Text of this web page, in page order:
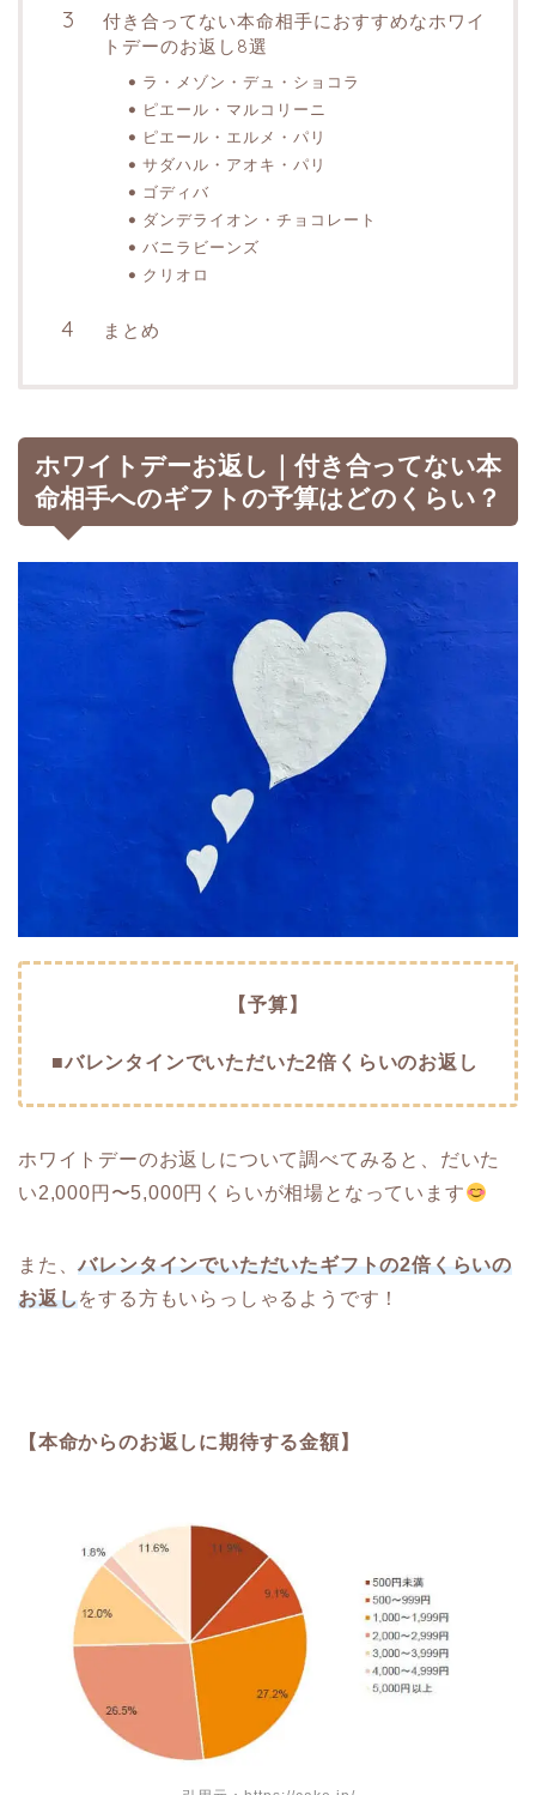
付き合ってない本命相手におすすめなホワイ
トデーのお返し8選
ラ・メゾン・デュ・ショコラ
ピエール・マルコリーニ
ピエール・エルメ・パリ
サダハル・アオキ・パリ
ゴディバ
ダンデライオン・チョコレート
バニラビーンズ
クリオロ
まとめ
ホワイトデーお返し｜付き合ってない本
命相手へのギフトの予算はどのくらい？
【予算】
■バレンタインでいただいた2倍くらいのお返し
ホワイトデーのお返しについて調べてみると、だいた
い2,000円〜5,000円くらいが相場となっています
また、バレンタインでいただいたギフトの2倍くらいの
お返しをする方もいらっしゃるようです！
【本命からのお返しに期待する金額】